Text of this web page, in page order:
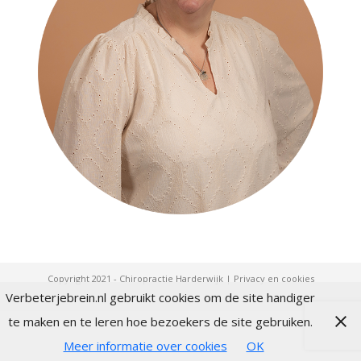
Copyright 2021 - Chiropractie Harderwijk | Privacy en cookies
Verbeterjebrein.nl gebruikt cookies om de site handiger
te maken en te leren hoe bezoekers de site gebruiken.
Meer informatie over cookies
OK